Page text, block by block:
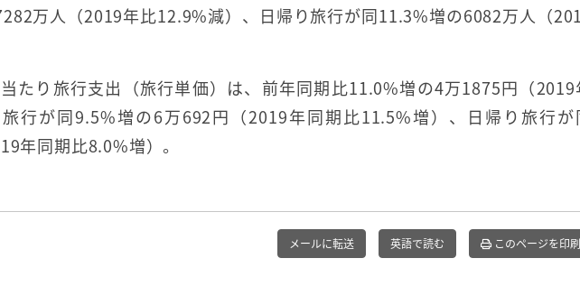
万人（2019年比12.9%減）、日帰り旅行が同11.3%増の6082万人（
たり旅行支出（旅行単価）は、前年同期比11.0%増の4万1875円（2019
行が同9.5%増の6万692円（2019年同期比11.5%増）、日帰り旅行が
年同期比8.0%増）。
メールに転送 英語で読む このページを印刷